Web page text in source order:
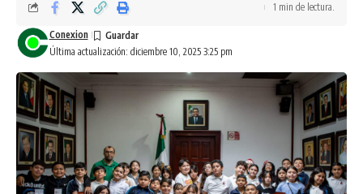
Última actualización: diciembre 10, 2025 3:25 pm
Conexion
1 min de lectura.